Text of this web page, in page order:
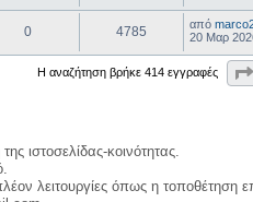
0 4785 από
20 Μαρ
Η αναζήτηση βρήκε 414 εγγραφές
ιστοσελίδας-κοινότητας.
λειτουργίες όπως η τοποθέτηση